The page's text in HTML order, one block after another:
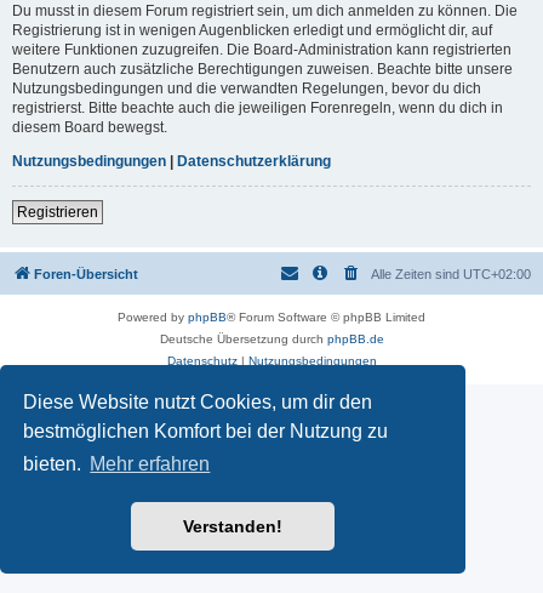
Diese Website nutzt Cookies, um dir den
bestmöglichen Komfort bei der Nutzung zu
bieten. Mehr erfahren
Verstanden!
Du musst in diesem Forum registriert sein, um dich anmelden zu können. Die
Registrierung ist in wenigen Augenblicken erledigt und ermöglicht dir, auf
weitere Funktionen zuzugreifen. Die Board-Administration kann registrierten
Benutzern auch zusätzliche Berechtigungen zuweisen. Beachte bitte unsere
Nutzungsbedingungen und die verwandten Regelungen, bevor du dich
registrierst. Bitte beachte auch die jeweiligen Forenregeln, wenn du dich in
diesem Board bewegst.
Nutzungsbedingungen | Datenschutzerklärung
Registrieren
Foren-Übersicht Alle Zeiten sind UTC+02:00
Powered by phpBB® Forum Software © phpBB Limited
Deutsche Übersetzung durch phpBB.de
Datenschutz| Nutzungsbedingungen